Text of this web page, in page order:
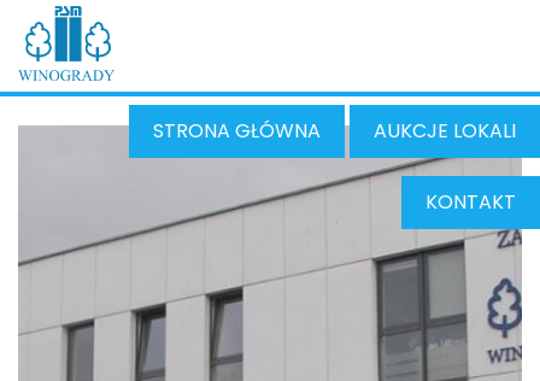
STRONA GŁÓWNA AUKCJE LOKALI
KONTAKT